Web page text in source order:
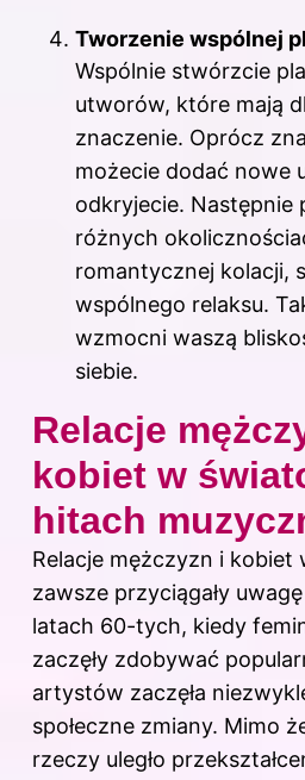
Tworzenie wspólnej
Wspólnie stwórzcie
utworów, które mają
znaczenie. Oprócz
możecie dodać nowe
odkryjecie. Następnie
różnych
romantycznej kolacji,
wspólnego relaksu.
wzmocni waszą
siebie.
Relacje
kobiet w
hitach
Relacje mężczyzn i kobiet
zawsze przyciągały
latach 60-tych, kiedy
zaczęły zdobywać
artystów zaczęła
społeczne zmiany. Mimo
rzeczy uległo